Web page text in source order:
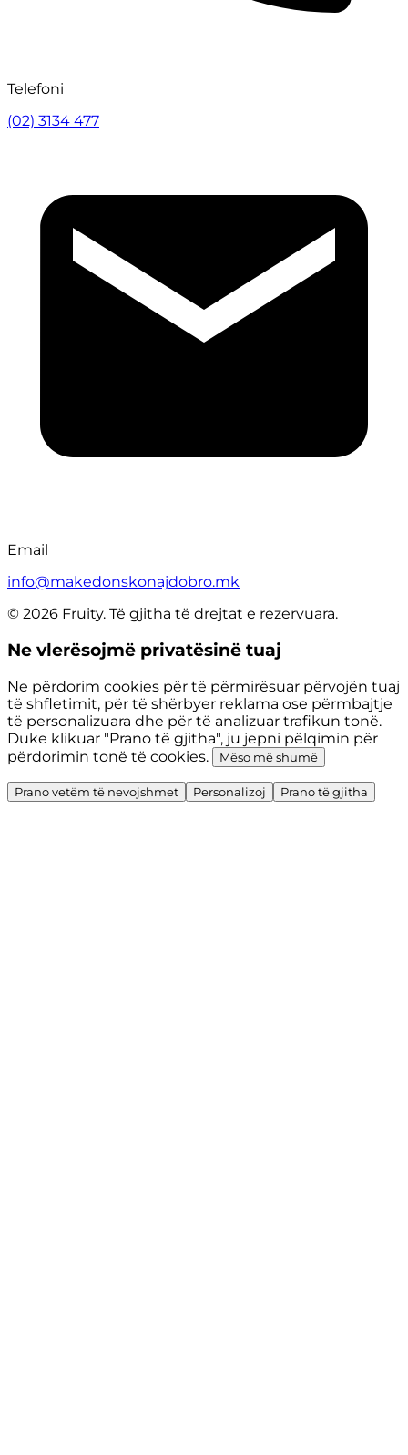
Telefoni
(02) 3134 477
Email
info@makedonskonajdobro.mk
© 2026 Fruity. Të gjitha të drejtat e rezervuara.
Ne vlerësojmë privatësinë tuaj
Ne përdorim cookies për të përmirësuar përvojën tuaj
të shfletimit, për të shërbyer reklama ose përmbajtje
të personalizuara dhe për të analizuar trafikun tonë.
Duke klikuar "Prano të gjitha", ju jepni pëlqimin për
përdorimin tonë të cookies.
Mëso më shumë
Prano vetëm të nevojshmet Personalizoj Prano të gjitha